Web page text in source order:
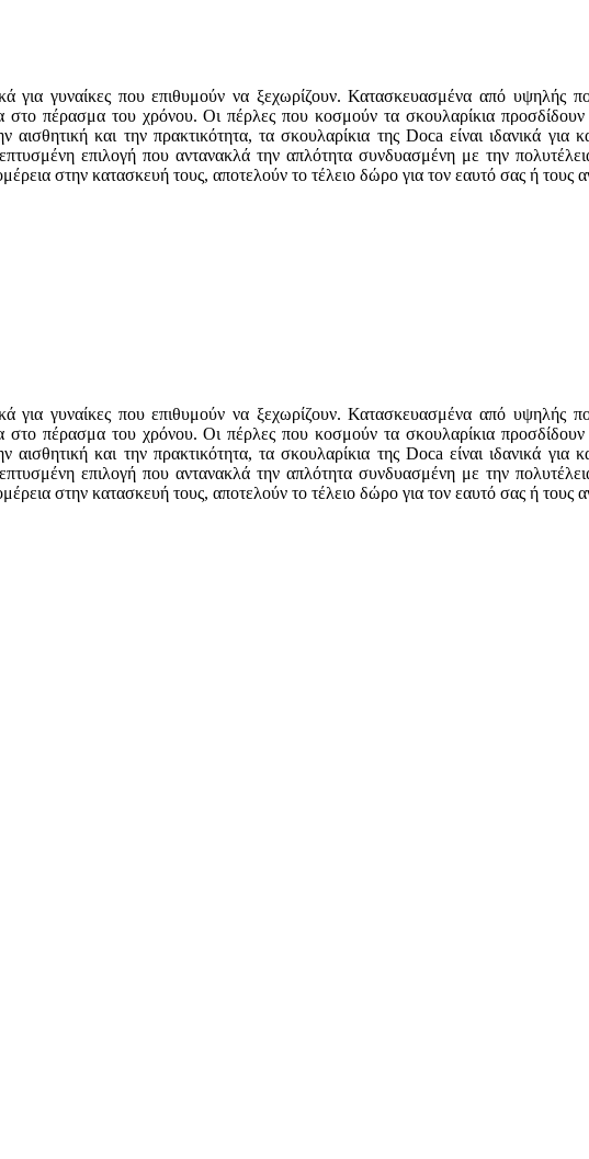
για γυναίκες που επιθυμούν να ξεχωρίζουν. Κατασκευασμένα από υψηλής
πέρασμα του χρόνου. Οι πέρλες που κοσμούν τα σκουλαρίκια προσδίδουν
και την πρακτικότητα, τα σκουλαρίκια της Doca είναι ιδανικά για
επιλογή που αντανακλά την απλότητα συνδυασμένη με την
στην κατασκευή τους, αποτελούν το τέλειο δώρο για τον εαυτό σας ή τους
για γυναίκες που επιθυμούν να ξεχωρίζουν. Κατασκευασμένα από υψηλής
πέρασμα του χρόνου. Οι πέρλες που κοσμούν τα σκουλαρίκια προσδίδουν
και την πρακτικότητα, τα σκουλαρίκια της Doca είναι ιδανικά για
επιλογή που αντανακλά την απλότητα συνδυασμένη με την
στην κατασκευή τους, αποτελούν το τέλειο δώρο για τον εαυτό σας ή τους